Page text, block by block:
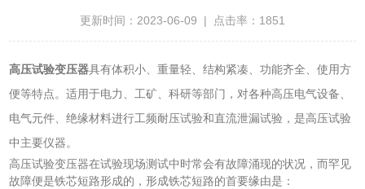
更新时间：2023-06-09 | 点击率：1851
高压试验变压器具有体积小、重量轻、结构紧凑、功能齐全、使用方
便等特点。适用于电力、工矿、科研等部门，对各种高压电气设备、
电气元件、绝缘材料进行工频耐压试验和直流泄漏试验，是高压试验
中主要仪器。
高压试验变压器在试验现场测试中时常会有故障涌现的状况，而罕见
故障便是铁芯短路形成的，形成铁芯短路的首要缘由是：